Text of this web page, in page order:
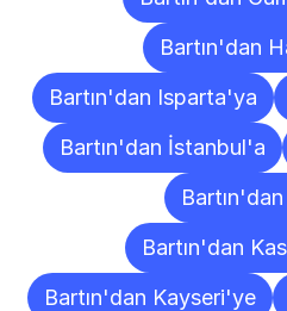
Bartın'dan
Bartın'dan Isparta'ya
Bartın'dan İstanbul'a
Bartın'dan
Bartın'dan Kayseri'ye